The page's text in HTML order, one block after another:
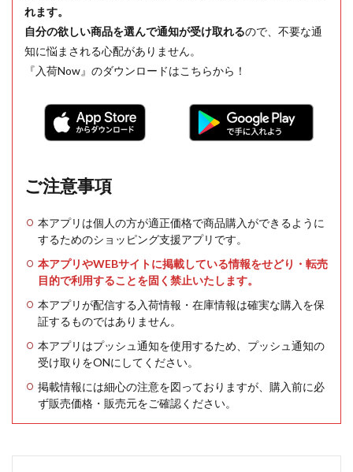
れます。
自分の欲しい商品を選んで通知が受け取れるので、不要な通
知に悩まされる心配がありません。
『入荷Now』のダウンロードはこちらから！
ご注意事項
本アプリは個人の方が適正価格で商品購入ができるように
するためのショッピング支援アプリです。
本アプリやWEBサイトに掲載している情報をせどり・転売
目的で利用することを固く禁止いたします。
本アプリが配信する入荷情報・在庫情報は確実な購入を保
証するものではありません。
本アプリはプッシュ通知を使用するため、プッシュ通知の
受け取りをONにしてください。
掲載情報には細心の注意を図っておりますが、購入前に必
ず販売価格・販売元をご確認ください。